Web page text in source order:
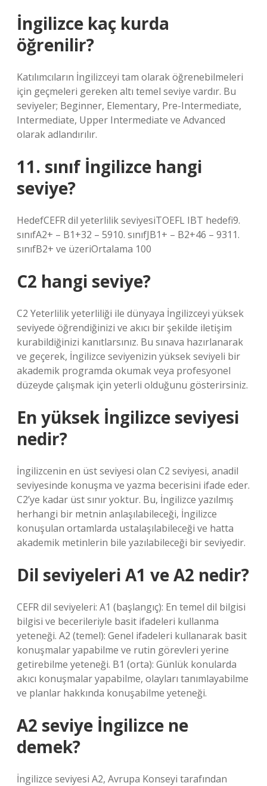
İngilizce kaç kurda
öğrenilir?
Katılımcıların İngilizceyi tam olarak öğrenebilmeleri
için geçmeleri gereken altı temel seviye vardır. Bu
seviyeler; Beginner, Elementary, Pre-Intermediate,
Intermediate, Upper Intermediate ve Advanced
olarak adlandırılır.
11. sınıf İngilizce hangi
seviye?
HedefCEFR dil yeterlilik seviyesiTOEFL IBT hedefi9.
sınıfA2+ – B1+32 – 5910. sınıfJB1+ – B2+46 – 9311.
sınıfB2+ ve üzeriOrtalama 100
C2 hangi seviye?
C2 Yeterlilik yeterliliği ile dünyaya İngilizceyi yüksek
seviyede öğrendiğinizi ve akıcı bir şekilde iletişim
kurabildiğinizi kanıtlarsınız. Bu sınava hazırlanarak
ve geçerek, İngilizce seviyenizin yüksek seviyeli bir
akademik programda okumak veya profesyonel
düzeyde çalışmak için yeterli olduğunu gösterirsiniz.
En yüksek İngilizce seviyesi
nedir?
İngilizcenin en üst seviyesi olan C2 seviyesi, anadil
seviyesinde konuşma ve yazma becerisini ifade eder.
C2’ye kadar üst sınır yoktur. Bu, İngilizce yazılmış
herhangi bir metnin anlaşılabileceği, İngilizce
konuşulan ortamlarda ustalaşılabileceği ve hatta
akademik metinlerin bile yazılabileceği bir seviyedir.
Dil seviyeleri A1 ve A2 nedir?
CEFR dil seviyeleri: A1 (başlangıç): En temel dil bilgisi
bilgisi ve becerileriyle basit ifadeleri kullanma
yeteneği. A2 (temel): Genel ifadeleri kullanarak basit
konuşmalar yapabilme ve rutin görevleri yerine
getirebilme yeteneği. B1 (orta): Günlük konularda
akıcı konuşmalar yapabilme, olayları tanımlayabilme
ve planlar hakkında konuşabilme yeteneği.
A2 seviye İngilizce ne
demek?
İngilizce seviyesi A2, Avrupa Konseyi tarafından